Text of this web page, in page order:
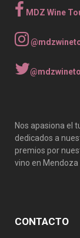
MDZ Wine
Nos apasiona el
dedicados a
premios por
vino en Mendoza
CONTACTO